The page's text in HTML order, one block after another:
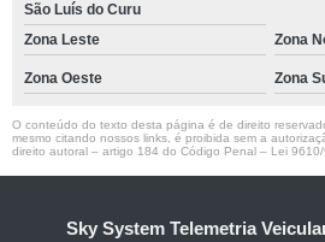
São Luís do Curu
Zona Leste
Zona
Zona Oeste Zona
O conteúdo do texto desta página é de direito
mesmo citando nossos links, é proibida sem a
direito autoral – artigo 184 do Código Penal – Lei
Sky System Telemetria